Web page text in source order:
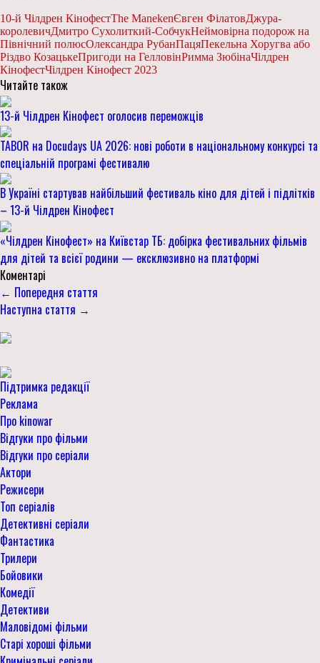
10-й Чілдрен КінофестThe ManekenЄвген ФілатовДжура-
королевичДмитро Сухолиткий-СобчукНеймовірна подорож на
Північний полюсОлександра РубанПацяПекельна Хоругва або
Різдво КозацькеПригоди на ГелловінРимма ЗюбінаЧілдрен
КінофестЧілдрен Кінофест 2023
Читайте також
13-й Чілдрен Кінофест оголосив переможців
TABOR на Docudays UA 2026: нові роботи в національному конкурсі та
спеціальній програмі фестивалю
В Україні стартував найбільший фестиваль кіно для дітей і підлітків
– 13-й Чілдрен Кінофест
«Чілдрен Кінофест» на Київстар ТБ: добірка фестивальних фільмів
для дітей та всієї родини — ексклюзивно на платформі
Коментарі
← Попередня стаття
Наступна стаття →
Підтримка редакції
Реклама
Про kinowar
Відгуки про фільми
Відгуки про серіали
Актори
Режисери
Топ серіалів
Детективні серіали
Фантастика
Трилери
Бойовики
Комедії
Детективи
Маловідомі фільми
Старі хороші фільми